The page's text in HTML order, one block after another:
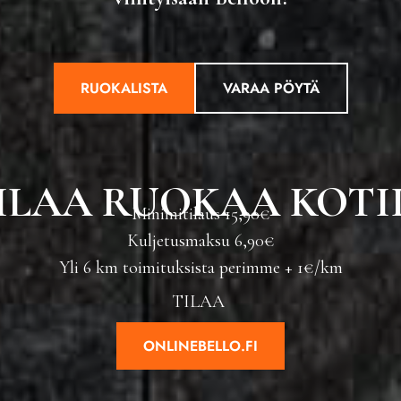
RUOKALISTA VARAA PÖYTÄ
RUOKAA
Minimitilaus 15,90€
Kuljetusmaksu 6,90€
Yli 6 km toimituksista perimme + 1€/km
TILAA
ONLINEBELLO.FI